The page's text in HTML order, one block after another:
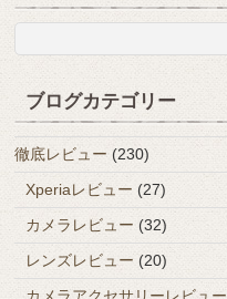
ブログカテゴリー
徹底レビュー (230)
Xperiaレビュー (27)
カメラレビュー (32)
レンズレビュー (20)